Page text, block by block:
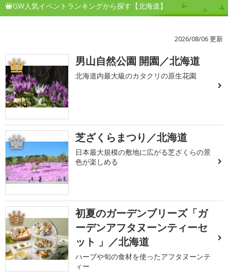
GW人気イベントランキングから探す【北海道】
2026/08/06 更新
1 男山自然公園 開園／北海道
北海道内最大級のカタクリの原生花園
2 芝ざくらまつり／北海道
日本最大規模の敷地に広がる芝ざくらの景
色が楽しめる
3
初夏のガーデンブリーズ「ガ
ーデンアフタヌーンティーセ
ット 」／北海道
ハーブや旬の食材を使ったアフタヌーンテ
ィー